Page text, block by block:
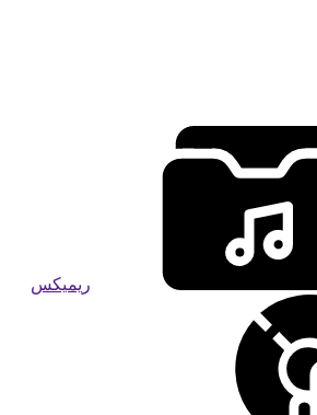
ریمیکس